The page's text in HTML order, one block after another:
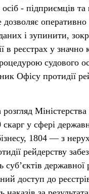
- підприємців
оперативно
і зупинити,
в реєстрах у значно
судового
Офісу протидії
Міністерства
у сфері
1804 — з
рейдерству
суб’єктів державної
доступ до